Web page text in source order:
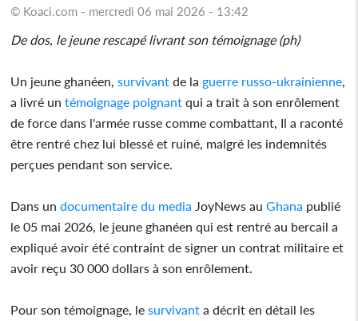
© Koaci.com - mercredi 06 mai 2026 - 13:42
De dos, le jeune rescapé livrant son témoignage (ph)
Un jeune ghanéen, survivant de la guerre russo-ukrainienne,
a livré un témoignage poignant qui a trait à son enrôlement
de force dans l'armée russe comme combattant, Il a raconté
être rentré chez lui blessé et ruiné, malgré les indemnités
perçues pendant son service.
Dans un documentaire du media JoyNews auGhana publié
le 05 mai 2026, le jeune ghanéen qui est rentré au bercail a
expliqué avoir été contraint de signer un contrat militaire et
avoir reçu 30 000 dollars à son enrôlement.
Pour son témoignage, le survivant a décrit en détail les